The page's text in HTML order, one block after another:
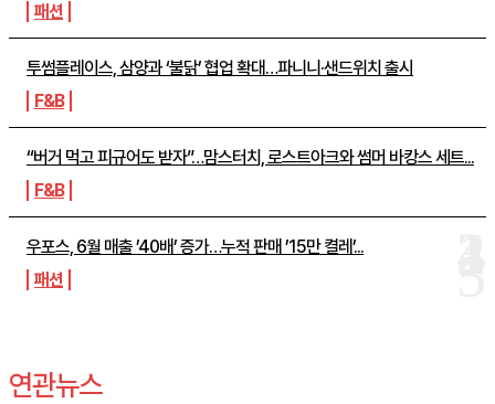
패션
투썸플레이스, 삼양과 ‘불닭’ 협업 확대…파니니·샌드위치 출시
F&B
“버거 먹고 피규어도 받자”…맘스터치, 로스트아크와 썸머 바캉스 세트...
F&B
우포스, 6월 매출 ’40배’ 증가…누적 판매 ’15만 켤레’...
패션
연관뉴스